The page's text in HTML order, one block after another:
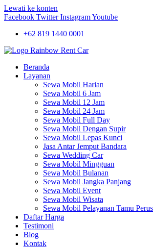
Lewati ke konten
Facebook Twitter InstagramYoutube
+62 819 1440 0001
Beranda
Layanan
Sewa Mobil Harian
Sewa Mobil 6 Jam
Sewa Mobil 12 Jam
Sewa Mobil 24 Jam
Sewa Mobil Full Day
Sewa Mobil Dengan Supir
Sewa Mobil Lepas Kunci
Jasa Antar Jemput Bandara
Sewa Wedding Car
Sewa Mobil Mingguan
Sewa Mobil Bulanan
Sewa Mobil Jangka Panjang
Sewa Mobil Event
Sewa Mobil Wisata
Sewa Mobil Pelayanan Tamu
Daftar Harga
Testimoni
Blog
Kontak